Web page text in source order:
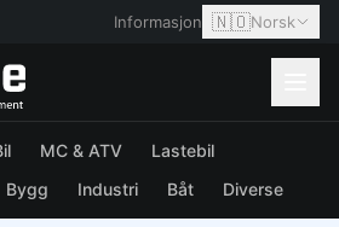
Informasjon 🇳🇴Norsk
MC & ATV
Lastebil
Bygg Industri Båt Diverse